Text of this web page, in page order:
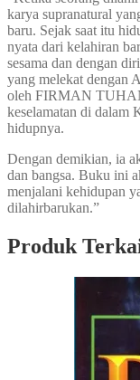
karya supranatural
baru. Sejak saat itu
nyata dari kelahiran
sesama dan dengan
yang melekat
oleh FIRMAN
keselamatan di dalam
hidupnya.
Dengan demikian, ia
dan bangsa. Buku ini
menjalani kehidupan
dilahirbarukan.”
Produk